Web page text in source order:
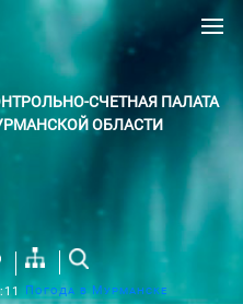
СЧЕТНАЯ ПАЛАТА
ОБЛАСТИ
Погода в Мурманске